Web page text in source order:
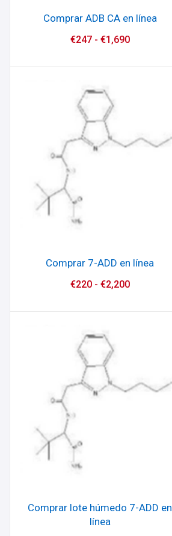
Comprar ADB CA en línea
€247- €1,690
Comprar 7-ADD en línea
€220- €2,200
Comprar lote húmedo 7-ADD en
línea